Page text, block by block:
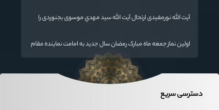
مفید برای آینده ایران اسلامی است.
آیت الله نورمفیدی ارتحال آیت الله سيد مهدي موسوی بجنوردی را
اولین نماز جمعه ماه مبارک رمضان سال جدید به امامت نماینده مقام
معظم رهبری دراستان گلستان اقامه می گردد.
دسترسی سریع